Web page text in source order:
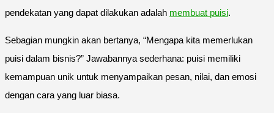
pendekatan yang dapat dilakukan adalah membuat puisi.
Sebagian mungkin akan bertanya, “Mengapa kita memerlukan
puisi dalam bisnis?” Jawabannya sederhana: puisi memiliki
kemampuan unik untuk menyampaikan pesan, nilai, dan emosi
dengan cara yang luar biasa.